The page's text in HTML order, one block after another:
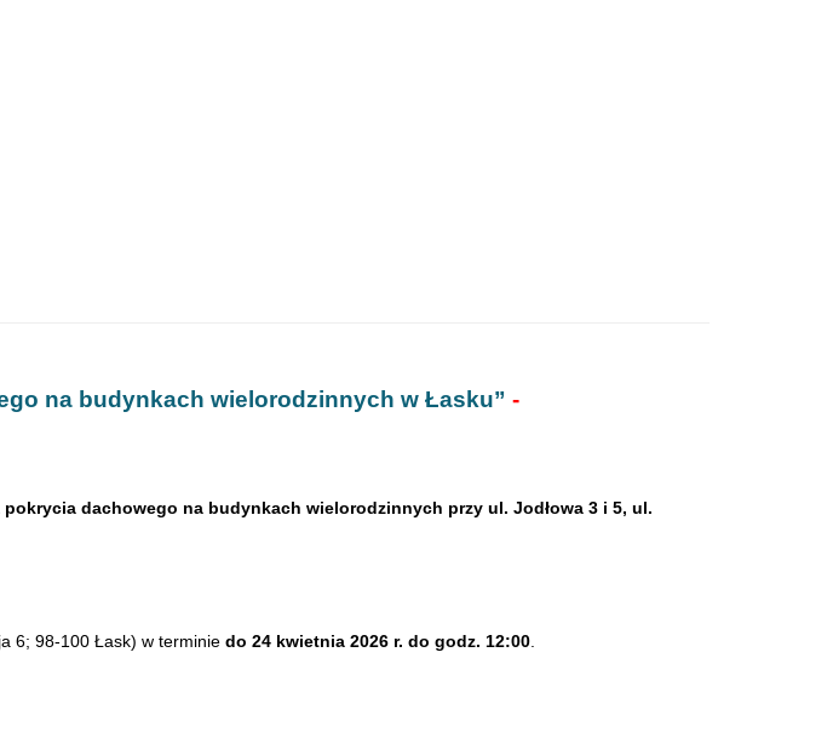
na budynkach wielorodzinnych w Łasku” -
dachowego na budynkach wielorodzinnych przy ul. Jodłowa 3 i 5, ul.
6; 98-100 Łask) w terminie do 24 kwietnia 2026 r. do godz. 12:00